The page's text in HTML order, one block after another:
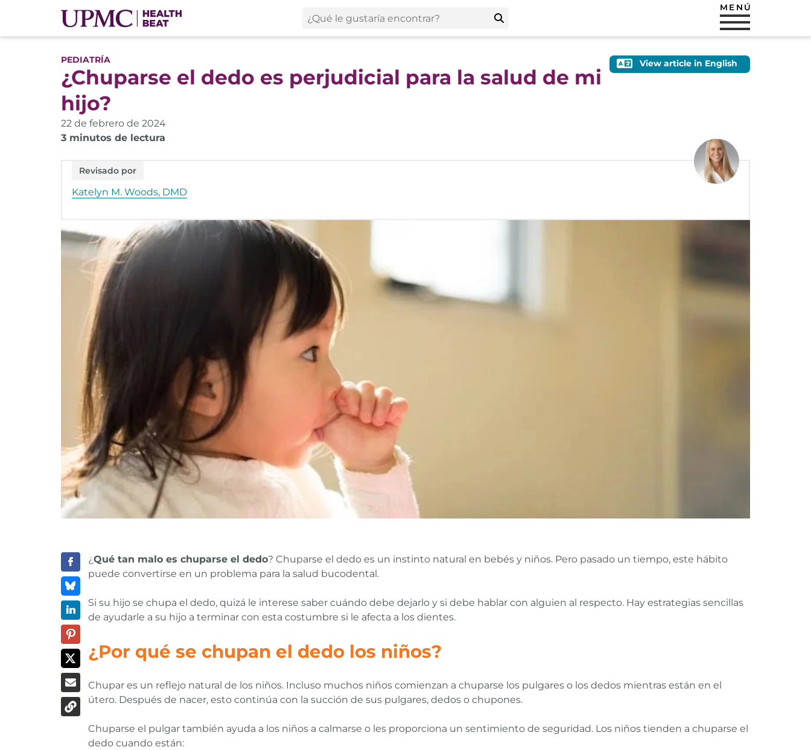
MENÚ
View article in English
PEDIATRÍA
¿Chuparse el dedo es perjudicial para la salud de mi
hijo?
22 de febrero de 2024
3 minutos de lectura
Revisado por
Katelyn M. Woods, DMD
¿Qué tan malo es chuparse el dedo? Chuparse el dedo es un instinto natural en bebés y niños. Pero pasado un tiempo, este hábito
puede convertirse en un problema para la salud bucodental.
Si su hijo se chupa el dedo, quizá le interese saber cuándo debe dejarlo y si debe hablar con alguien al respecto. Hay estrategias sencillas
de ayudarle a su hijo a terminar con esta costumbre si le afecta a los dientes.
¿Por qué se chupan el dedo los niños?
Chupar es un reflejo natural de los niños. Incluso muchos niños comienzan a chuparse los pulgares o los dedos mientras están en el
útero. Después de nacer, esto continúa con la succión de sus pulgares, dedos o chupones.
Chuparse el pulgar también ayuda a los niños a calmarse o les proporciona un sentimiento de seguridad. Los niños tienden a chuparse el
dedo cuando están: